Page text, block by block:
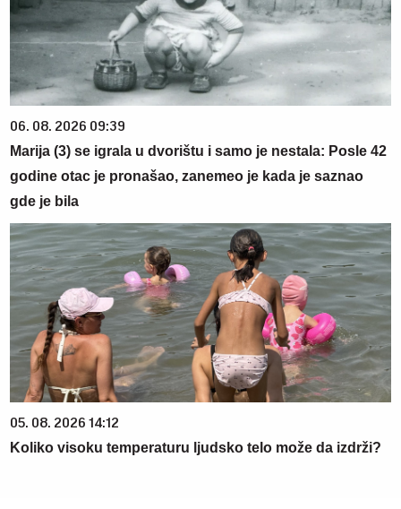
06. 08. 2026 09:39
Marija (3) se igrala u dvorištu i samo je nestala: Posle 42
godine otac je pronašao, zanemeo je kada je saznao
gde je bila
05. 08. 2026 14:12
Koliko visoku temperaturu ljudsko telo može da izdrži?